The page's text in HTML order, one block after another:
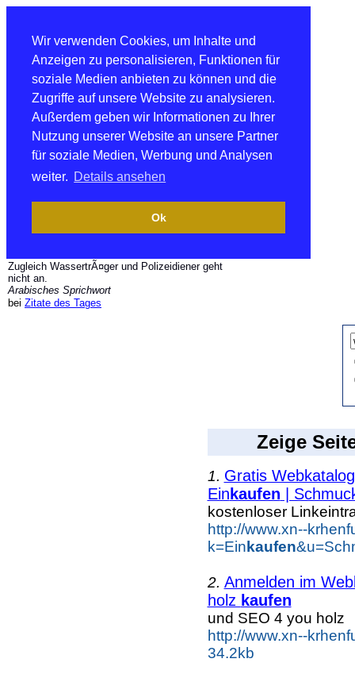
Wir verwenden Cookies, um Inhalte und
Anzeigen zu personalisieren, Funktionen für
soziale Medien anbieten zu können und die
Zugriffe auf unsere Website zu analysieren.
Außerdem geben wir Informationen zu Ihrer
Nutzung unserer Website an unsere Partner
für soziale Medien, Werbung und Analysen
weiter. Details ansehen
Ok
Zugleich WassertrÃ¤ger und Polizeidiener geht
nicht an.
Arabisches Sprichwort
bei Zitate des Tages
Zeige
1. Gratis
Ein kaufen |
kostenloser
http://www.xn--
k=Ein kaufen
2. Anmelden im
holz kaufen
und SEO 4 you holz
http://www.xn--
34.2kb